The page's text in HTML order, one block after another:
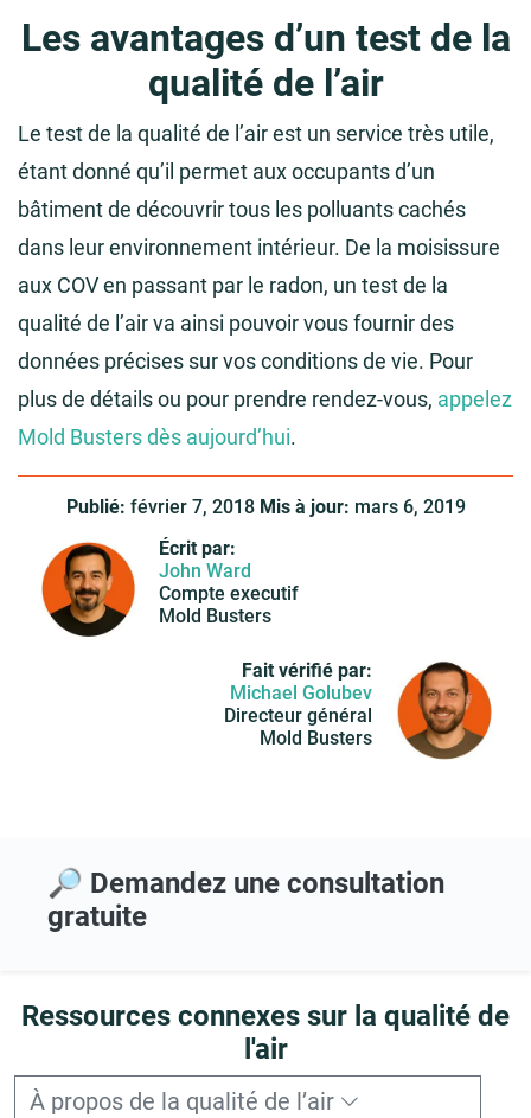
Les avantages d’un test de la
qualité de l’air
Le test de la qualité de l’air est un service très utile,
étant donné qu’il permet aux occupants d’un
bâtiment de découvrir tous les polluants cachés
dans leur environnement intérieur. De la moisissure
aux COV en passant par le radon, un test de la
qualité de l’air va ainsi pouvoir vous fournir des
données précises sur vos conditions de vie. Pour
plus de détails ou pour prendre rendez-vous, appelez
Mold Busters dès aujourd’hui.
Publié: février 7, 2018 Mis à jour: mars 6, 2019
Écrit par:
John Ward
Compte executif
Mold Busters
Fait vérifié par:
Michael Golubev
Directeur général
Mold Busters
🔎 Demandez une consultation
gratuite
Ressources connexes sur la qualité de
l'air
À propos de la qualité de l’air